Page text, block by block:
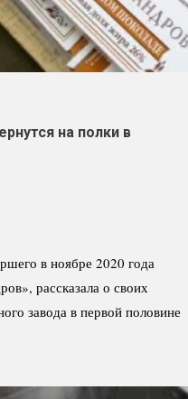
на полки в
в ноябре 2020 года
рассказала о своих
завода в первой половине